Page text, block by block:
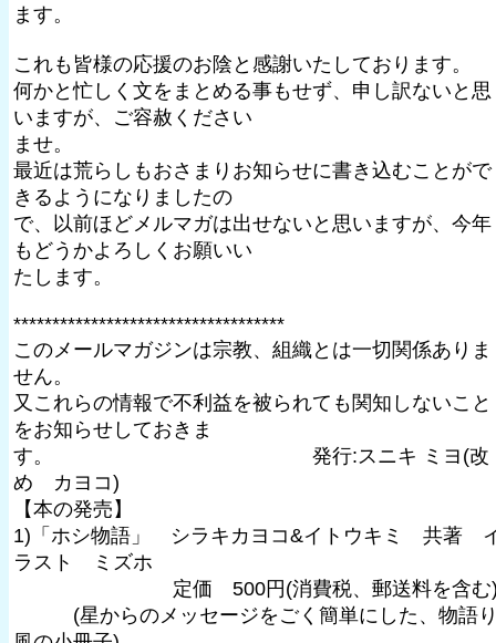
ます。
これも皆様の応援のお陰と感謝いたしております。
何かと忙しく文をまとめる事もせず、申し訳ないと思
いますが、ご容赦ください
ませ。
最近は荒らしもおさまりお知らせに書き込むことがで
きるようになりましたの
で、以前ほどメルマガは出せないと思いますが、今年
もどうかよろしくお願いい
たします。
***********************************
このメールマガジンは宗教、組織とは一切関係ありま
せん。
又これらの情報で不利益を被られても関知しないこと
をお知らせしておきま
す。 発行:スニキ ミヨ(改
め カヨコ)
【本の発売】
1)「ホシ物語」 シラキカヨコ&イトウキミ 共著
ラスト ミズホ
定価 500円(消費税、郵送料を含む
(星からのメッセージをごく簡単にした、物語